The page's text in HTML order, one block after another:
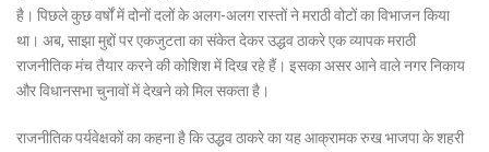
है। पिछले कुछ वर्षों में दोनों दलों के अलग-अलग रास्तों ने मराठी वोटों का विभाजन किया
था। अब, साझा मुद्दों पर एकजुटता का संकेत देकर उद्धव ठाकरे एक व्यापक मराठी
राजनीतिक मंच तैयार करने की कोशिश में दिख रहे हैं। इसका असर आने वाले नगर निकाय
और विधानसभा चुनावों में देखने को मिल सकता है।
राजनीतिक पर्यवेक्षकों का कहना है कि उद्धव ठाकरे का यह आक्रामक रुख भाजपा के शहरी